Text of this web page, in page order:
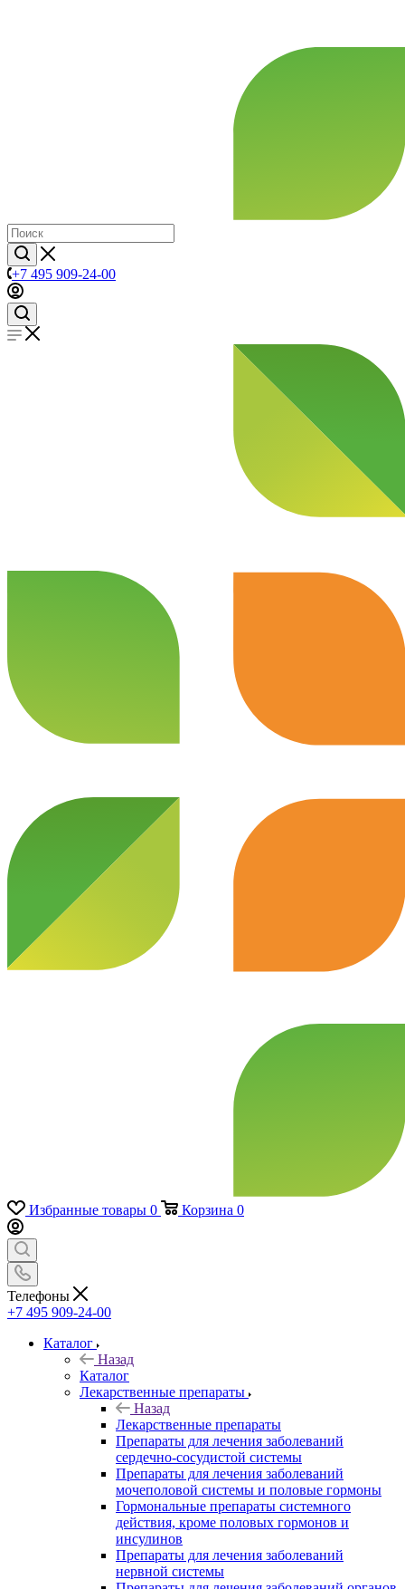
+7 495 909-24-00
Избранные товары 0 Корзина 0
Телефоны
+7 495 909-24-00
Каталог
Назад
Каталог
Лекарственные препараты
Назад
Лекарственные препараты
Препараты для лечения заболеваний
сердечно-сосудистой системы
Препараты для лечения заболеваний
мочеполовой системы и половые гормоны
Гормональные препараты системного
действия, кроме половых гормонов и
инсулинов
Препараты для лечения заболеваний
нервной системы